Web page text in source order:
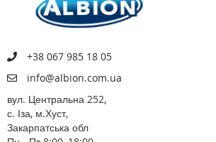
+38 067 985 18 05
info@albion.com.ua
вул. Центральна 252,
с. Іза, м.Хуст,
Закарпатська обл